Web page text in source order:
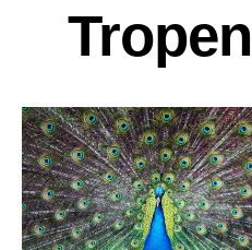
Tropen